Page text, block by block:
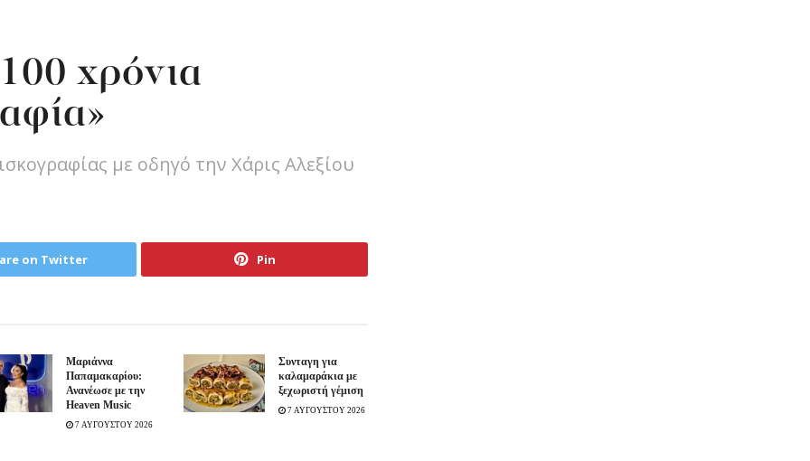
χρόνια
με οδηγό την Χάρις Αλεξίου
on Twitter Pin
Μαριάννα
Παπαμακαρίου:
Ανανέωσε με την
Heaven Music
7 ΑΥΓΟΥΣΤΟΥ 2026
Συνταγη για
καλαμαράκια με
ξεχωριστή γέμιση
7 ΑΥΓΟΥΣΤΟΥ 2026